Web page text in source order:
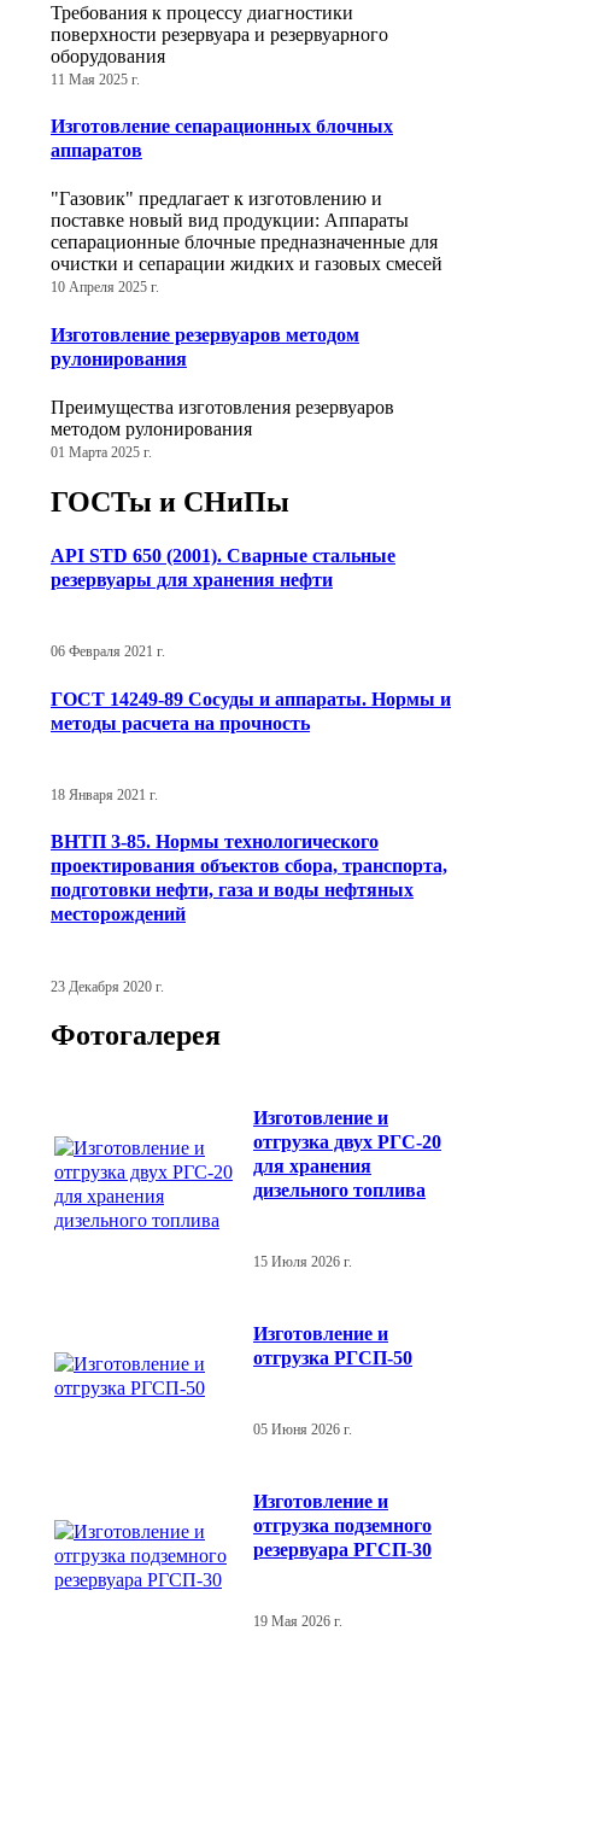
Требования к процессу диагностики
поверхности резервуара и резервуарного
оборудования
11 Мая 2025 г.
Изготовление сепарационных блочных
аппаратов
"Газовик" предлагает к изготовлению и
поставке новый вид продукции: Аппараты
сепарационные блочные предназначенные для
очистки и сепарации жидких и газовых смесей
10 Апреля 2025 г.
Изготовление резервуаров методом
рулонирования
Преимущества изготовления резервуаров
методом рулонирования
01 Марта 2025 г.
ГОСТы и СНиПы
API STD 650 (2001). Сварные стальные
резервуары для хранения нефти
06 Февраля 2021 г.
ГОСТ 14249-89 Сосуды и аппараты. Нормы и
методы расчета на прочность
18 Января 2021 г.
ВНТП 3-85. Нормы технологического
проектирования объектов сбора, транспорта,
подготовки нефти, газа и воды нефтяных
месторождений
23 Декабря 2020 г.
Фотогалерея
Изготовление и
отгрузка двух РГС-20
для хранения
дизельного топлива
15 Июля 2026 г.
Изготовление и
отгрузка РГСП-50
05 Июня 2026 г.
Изготовление и
отгрузка подземного
резервуара РГСП-30
19 Мая 2026 г.